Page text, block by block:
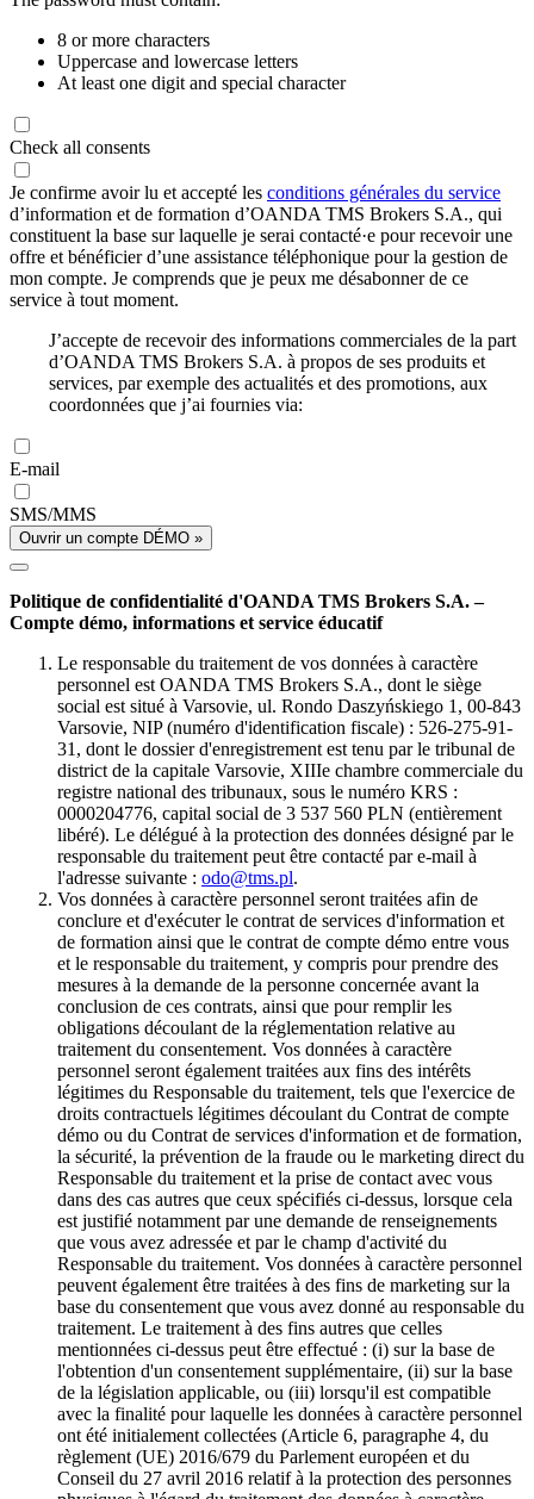
8 or more characters
Uppercase and lowercase letters
At least one digit and special character
Check all consents
Je confirme avoir lu et accepté les conditions générales du service
d’information et de formation d’OANDA TMS Brokers S.A., qui
constituent la base sur laquelle je serai contacté·e pour recevoir une
offre et bénéficier d’une assistance téléphonique pour la gestion de
mon compte. Je comprends que je peux me désabonner de ce
service à tout moment.
J’accepte de recevoir des informations commerciales de la part
d’OANDA TMS Brokers S.A. à propos de ses produits et
services, par exemple des actualités et des promotions, aux
coordonnées que j’ai fournies via:
E-mail
SMS/MMS
Ouvrir un compte DÉMO »
Politique de confidentialité d'OANDA TMS Brokers S.A. –
Compte démo, informations et service éducatif
Le responsable du traitement de vos données à caractère
personnel est OANDA TMS Brokers S.A., dont le siège
social est situé à Varsovie, ul. Rondo Daszyńskiego 1, 00-843
Varsovie, NIP (numéro d'identification fiscale) : 526-275-91-
31, dont le dossier d'enregistrement est tenu par le tribunal de
district de la capitale Varsovie, XIIIe chambre commerciale du
registre national des tribunaux, sous le numéro KRS :
0000204776, capital social de 3 537 560 PLN (entièrement
libéré). Le délégué à la protection des données désigné par le
responsable du traitement peut être contacté par e-mail à
l'adresse suivante : odo@tms.pl.
Vos données à caractère personnel seront traitées afin de
conclure et d'exécuter le contrat de services d'information et
de formation ainsi que le contrat de compte démo entre vous
et le responsable du traitement, y compris pour prendre des
mesures à la demande de la personne concernée avant la
conclusion de ces contrats, ainsi que pour remplir les
obligations découlant de la réglementation relative au
traitement du consentement. Vos données à caractère
personnel seront également traitées aux fins des intérêts
légitimes du Responsable du traitement, tels que l'exercice de
droits contractuels légitimes découlant du Contrat de compte
démo ou du Contrat de services d'information et de formation,
la sécurité, la prévention de la fraude ou le marketing direct du
Responsable du traitement et la prise de contact avec vous
dans des cas autres que ceux spécifiés ci-dessus, lorsque cela
est justifié notamment par une demande de renseignements
que vous avez adressée et par le champ d'activité du
Responsable du traitement. Vos données à caractère personnel
peuvent également être traitées à des fins de marketing sur la
base du consentement que vous avez donné au responsable du
traitement. Le traitement à des fins autres que celles
mentionnées ci-dessus peut être effectué : (i) sur la base de
l'obtention d'un consentement supplémentaire, (ii) sur la base
de la législation applicable, ou (iii) lorsqu'il est compatible
avec la finalité pour laquelle les données à caractère personnel
ont été initialement collectées (Article 6, paragraphe 4, du
règlement (UE) 2016/679 du Parlement européen et du
Conseil du 27 avril 2016 relatif à la protection des personnes